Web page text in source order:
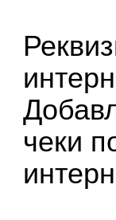
чеки